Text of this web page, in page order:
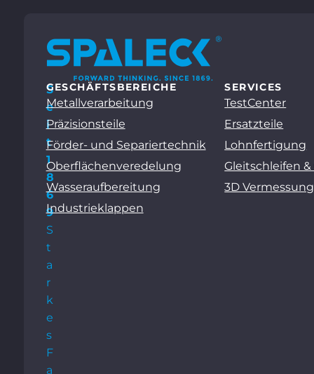
S
e
i
t
1
8
6
9
S
t
a
r
k
e
s
F
a
GESCHÄFTSBEREICHE
Metallverarbeitung
Präzisionsteile
Förder- und Separiertechnik
Oberflächenveredelung
Wasseraufbereitung
Industrieklappen
SERVICES
TestCenter
Ersatzteile
Lohnfertigung
Gleitschleifen &
3D Vermessung